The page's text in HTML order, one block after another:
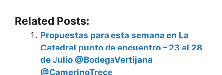
Related Posts:
Propuestas para esta semana en La
Catedral punto de encuentro – 23 al 28
de Julio @BodegaVertijana
@CamerinoTrece